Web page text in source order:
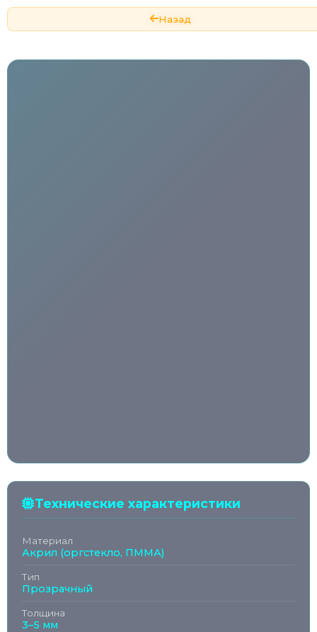
Назад
Технические характеристики
Материал
Акрил (оргстекло, ПММА)
Тип
Прозрачный
Толщина
3–5 мм